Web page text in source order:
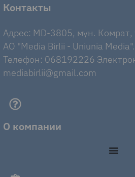
Контакты
Адрес: MD-3805, мун.
AO "Media Birlii - Uniunia Media".
Телефон: 068192226
mediabirlii@gmail.com
О компании